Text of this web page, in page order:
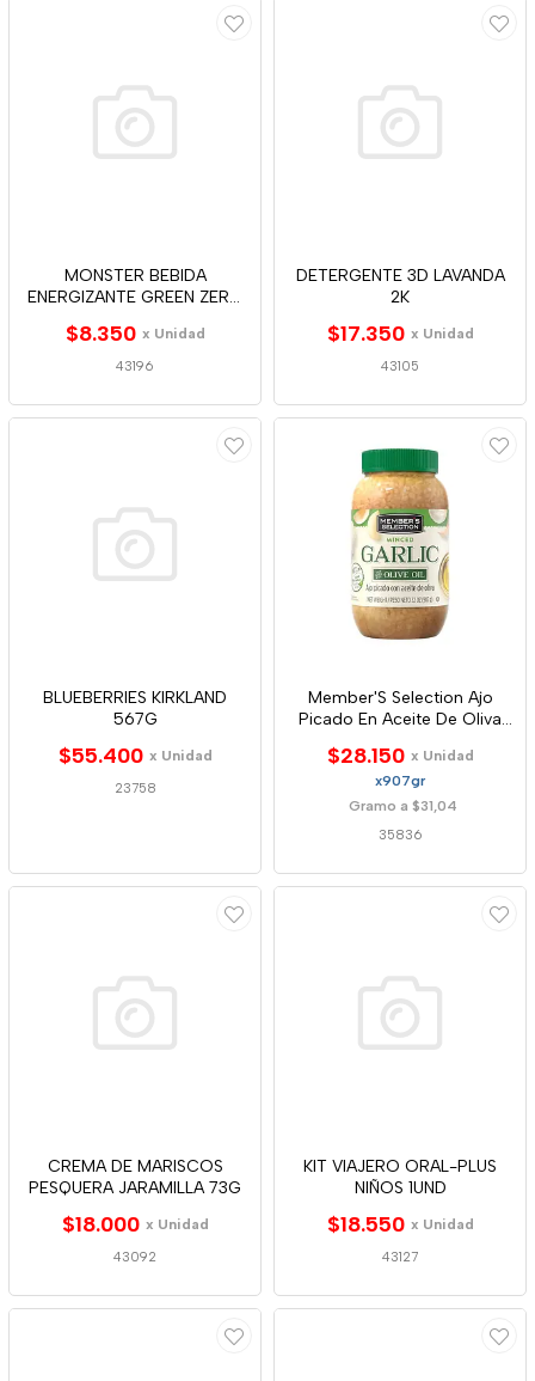
MONSTER BEBIDA
ENERGIZANTE GREEN ZERO
$8.350 x Unidad
43196
DETERGENTE 3D LAVANDA
2K
$17.350 x Unidad
43105
BLUEBERRIES KIRKLAND
567G
$55.400 x Unidad
23758
Member'S Selection Ajo
Picado En Aceite De Oliva
$28.150 x Unidad
x907gr
Gramo a $31,04
35836
CREMA DE MARISCOS
PESQUERA JARAMILLA 73G
$18.000 x Unidad
43092
KIT VIAJERO ORAL-PLUS
NIÑOS 1UND
$18.550 x Unidad
43127